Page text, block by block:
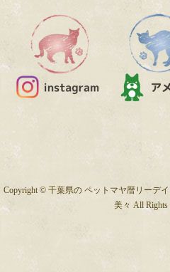
Copyright © 千葉県の ペットマヤ暦リーデ
美々 All Rights